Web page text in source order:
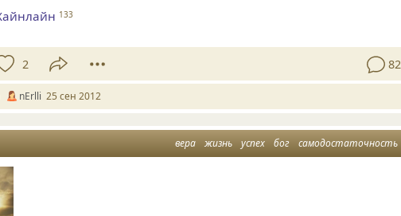
133
2 82
nErlli 25 сен 2012
вера жизнь успех бог самодостаточность